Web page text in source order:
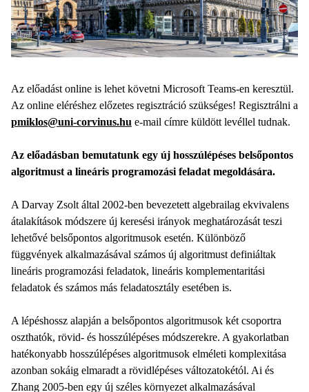
Az előadást online is lehet követni Microsoft Teams-en keresztül.
Az online eléréshez előzetes regisztráció szükséges! Regisztrálni a
pmiklos@uni-corvinus.hu e-mail címre küldött levéllel tudnak.
Az előadásban bemutatunk egy új hosszúlépéses belsőpontos
algoritmust a lineáris programozási feladat megoldására.
A Darvay Zsolt által 2002-ben bevezetett algebrailag ekvivalens
átalakítások módszere új keresési irányok meghatározását teszi
lehetővé belsőpontos algoritmusok esetén. Különböző
függvények alkalmazásával számos új algoritmust definiáltak
lineáris programozási feladatok, lineáris komplementaritási
feladatok és számos más feladatosztály esetében is.
A lépéshossz alapján a belsőpontos algoritmusok két csoportra
oszthatók, rövid- és hosszúlépéses módszerekre. A gyakorlatban
hatékonyabb hosszúlépéses algoritmusok elméleti komplexitása
azonban sokáig elmaradt a rövidlépéses változatokétól. Ai és
Zhang 2005-ben egy új széles környezet alkalmazásával